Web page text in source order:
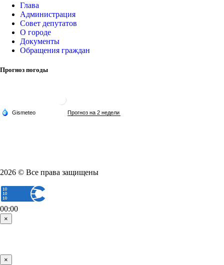
Глава
Администрация
Совет депутатов
О городе
Документы
Обращения граждан
Прогноз погоды
2026 © Все права защищены
00:00
×
×